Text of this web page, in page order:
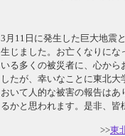
3月11日に発生した巨大地震
生じました。お亡くなりにな
いる多くの被災者に、心から
したが、幸いなことに東北
おいて人的な被害の報告は
るかと思われます。是非、皆
>>東